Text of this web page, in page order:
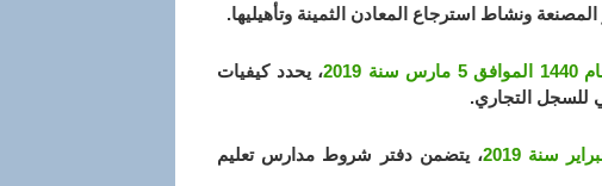
ونشاط استرجاع المعادن الثمينة وتأهيليها.
، يحدد كيفيات
للسجل التجاري.
، يتضمن دفتر شروط مدارس تعليم